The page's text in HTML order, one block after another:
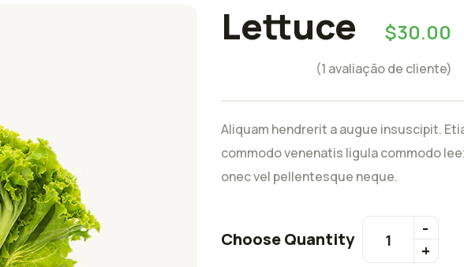
Lettuce $30.00
(1 avaliação de cliente)
Aliquam hendrerit a augue insuscipit.
commodo venenatis ligula commodo
onec vel pellentesque neque.
Choose Quantity